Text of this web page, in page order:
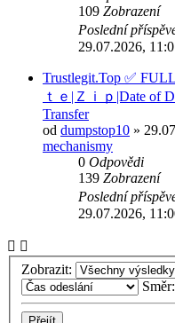
109 Zobrazení
Poslední
29.07.2026,
Trustlegit.Top ✅
ｔｅ|Ｚｉｐ|Date of
Transfer
od dumpstop10 »
mechanismy
0 Odpovědi
139 Zobrazení
Poslední
29.07.2026,
Zobrazit:
Směr: